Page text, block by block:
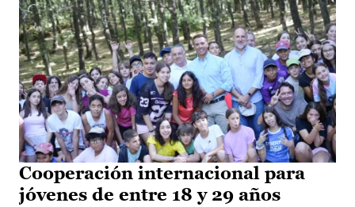
Cooperación internacional para
jóvenes de entre 18 y 29 años